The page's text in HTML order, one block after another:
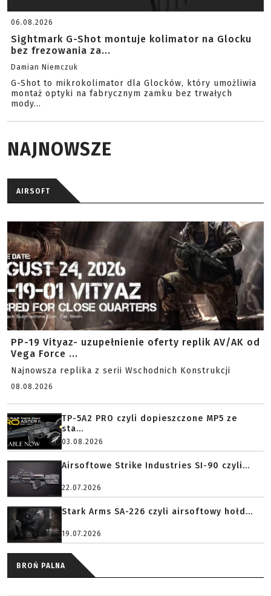
06.08.2026
Sightmark G-Shot montuje kolimator na Glocku
bez frezowania za...
Damian Niemczuk
G-Shot to mikrokolimator dla Glocków, który umożliwia
montaż optyki na fabrycznym zamku bez trwałych
mody...
NAJNOWSZE
AIRSOFT
PP-19 Vityaz- uzupełnienie oferty replik AV/AK od
Vega Force ...
Najnowsza replika z serii Wschodnich Konstrukcji
08.08.2026
TP-5A2 PRO czyli dopieszczone MP5 ze
sta...
03.08.2026
Airsoftowe Strike Industries SI-90 czyli...
22.07.2026
Stark Arms SA-226 czyli airsoftowy hołd...
19.07.2026
BROŃ PALNA